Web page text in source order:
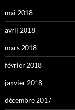
mai 2018
avril 2018
mars 2018
février 2018
janvier 2018
décembre 2017